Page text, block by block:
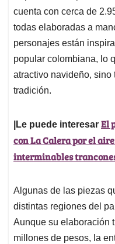
cuenta con cerca de
todas elaboradas a
personajes están
popular colombiana, lo
atractivo navideño, sino
tradición.
|Le puede interesar El
con La Calera por el
interminables
Algunas de las piezas
distintas regiones del
Aunque su elaboración
millones de pesos, la